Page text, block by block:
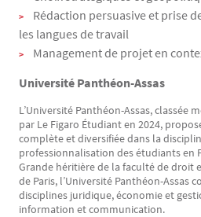
Rédaction persuasive et prise
les langues de travail
Management de projet en
Université Panthéon-Assas
L’Université Panthéon-Assas, classée
par Le Figaro Étudiant en 2024,
complète et diversifiée dans la
professionnalisation des étudiants en
Grande héritière de la faculté de droit
de Paris, l’Université Panthéon-Assas
disciplines juridique, économie et
information et communication.